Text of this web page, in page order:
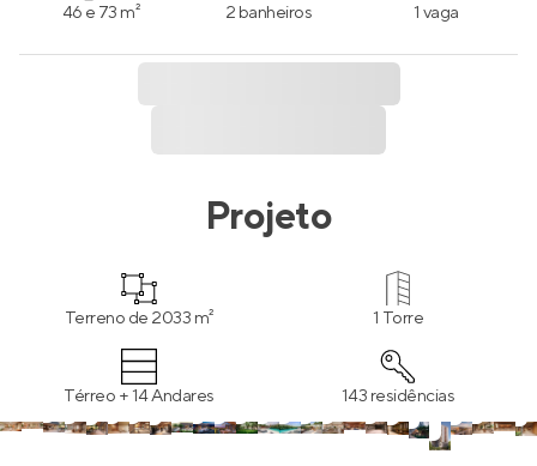
46 e 73 m² 2 banheiros 1 vaga
Projeto
Terreno de 2033 m² 1 Torre
Térreo + 14 Andares 143 residências